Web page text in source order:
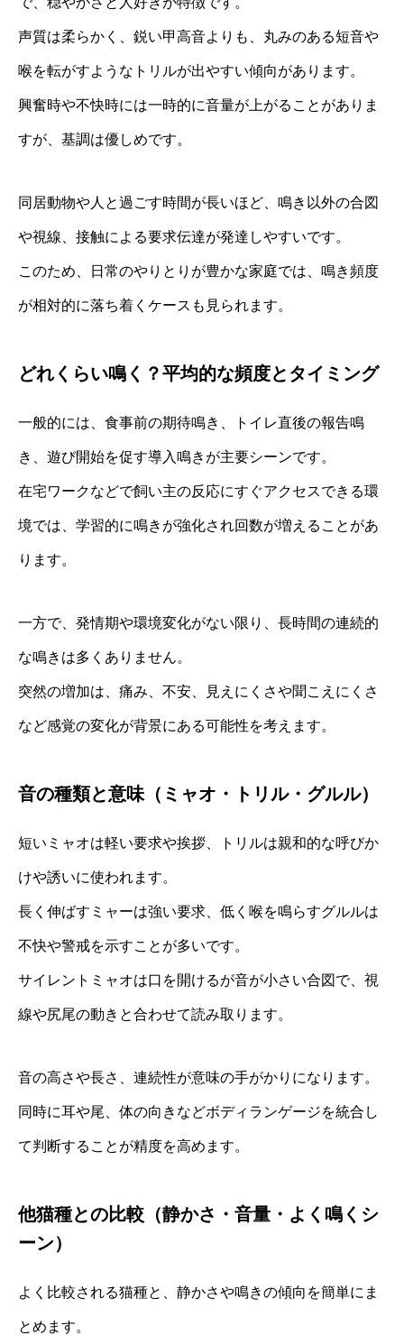
声質は柔らかく、鋭い甲高音よりも、丸みのある短音や
喉を転がすようなトリルが出やすい傾向があります。
興奮時や不快時には一時的に音量が上がることがありま
すが、基調は優しめです。
同居動物や人と過ごす時間が長いほど、鳴き以外の合図
や視線、接触による要求伝達が発達しやすいです。
このため、日常のやりとりが豊かな家庭では、鳴き頻度
が相対的に落ち着くケースも見られます。
どれくらい鳴く？平均的な頻度とタイミング
一般的には、食事前の期待鳴き、トイレ直後の報告鳴
き、遊び開始を促す導入鳴きが主要シーンです。
在宅ワークなどで飼い主の反応にすぐアクセスできる環
境では、学習的に鳴きが強化され回数が増えることがあ
ります。
一方で、発情期や環境変化がない限り、長時間の連続的
な鳴きは多くありません。
突然の増加は、痛み、不安、見えにくさや聞こえにくさ
など感覚の変化が背景にある可能性を考えます。
音の種類と意味（ミャオ・トリル・グルル）
短いミャオは軽い要求や挨拶、トリルは親和的な呼びか
けや誘いに使われます。
長く伸ばすミャーは強い要求、低く喉を鳴らすグルルは
不快や警戒を示すことが多いです。
サイレントミャオは口を開けるが音が小さい合図で、視
線や尻尾の動きと合わせて読み取ります。
音の高さや長さ、連続性が意味の手がかりになります。
同時に耳や尾、体の向きなどボディランゲージを統合し
て判断することが精度を高めます。
他猫種との比較（静かさ・音量・よく鳴くシ
ーン）
よく比較される猫種と、静かさや鳴きの傾向を簡単にま
とめます。